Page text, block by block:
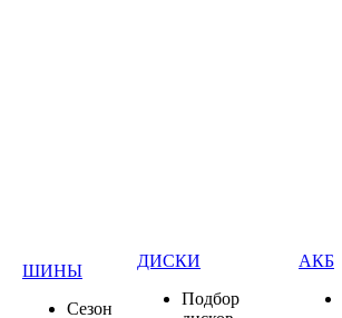
ШИНЫ
Сезон
ДИСКИ
Подбор
АКБ